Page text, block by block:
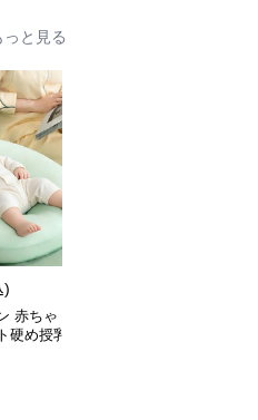
っと見る
)
赤ちゃ
硬め授乳